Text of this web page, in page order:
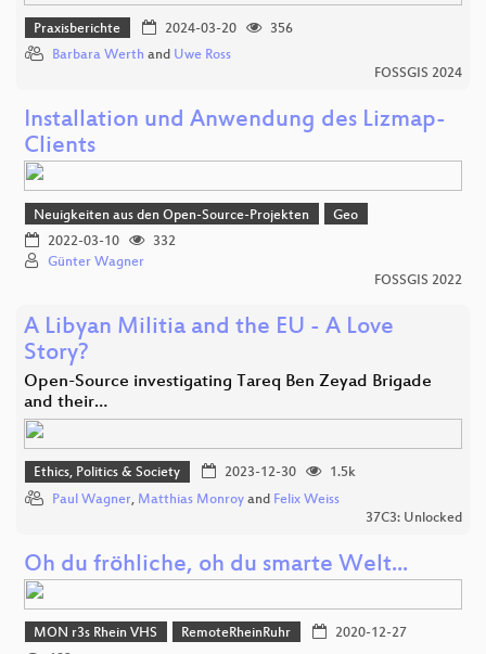
Praxisberichte 2024-03-20
356
Barbara Werth and Uwe Ross
FOSSGIS 2024
Installation und Anwendung des Lizmap-
Clients
Neuigkeiten aus den Open-Source-Projekten
Geo
2022-03-10
332
Günter Wagner
FOSSGIS 2022
A Libyan Militia and the EU - A Love
Story?
Open-Source investigating Tareq Ben Zeyad Brigade
and their…
Ethics, Politics & Society 2023-12-30
1.5k
Paul Wagner, Matthias Monroy and Felix Weiss
37C3: Unlocked
Oh du fröhliche, oh du smarte Welt...
MON r3s Rhein VHS RemoteRheinRuhr
2020-12-27